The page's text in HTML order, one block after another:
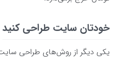
خودتان سایت طراحی کنید
یکی دیگر از روش‌های طراحی